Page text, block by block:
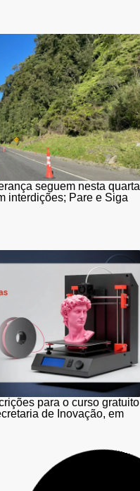
seguem nesta quarta
interdições; Pare e Siga
para o curso gratuito
de Inovação, em